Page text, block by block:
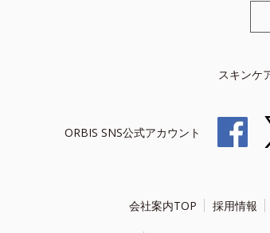
スキンケ
ORBIS SNS公式アカウント
会社案内TOP 採用情報